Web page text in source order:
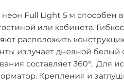
неон Full Light 5 м способен
или кабинета.
расположить
излучает дневной белый
составляет 360°. Для
Крепления и